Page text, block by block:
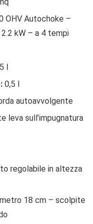
OHV Autochoke –
kW – a 4 tempi
l
0,5 l
autoavvolgente
leva sull’impugnatura
regolabile in altezza
18 cm – scolpite